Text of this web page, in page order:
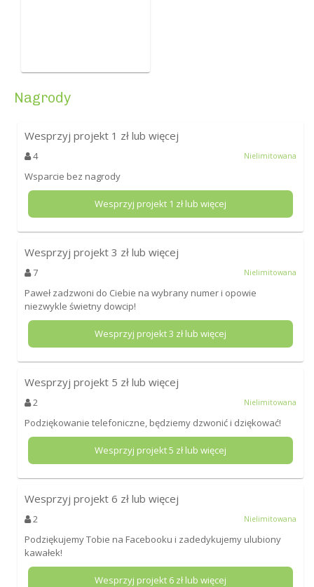
Nagrody
Wesprzyj projekt 1 zł lub więcej
4 Nielimitowana
Wsparcie bez nagrody
Wesprzyj projekt 1 zł lub więcej
Wesprzyj projekt 3 zł lub więcej
7 Nielimitowana
Paweł zadzwoni do Ciebie na wybrany numer i opowie
niezwykle świetny dowcip!
Wesprzyj projekt3 zł lub więcej
Wesprzyj projekt 5 zł lub więcej
2 Nielimitowana
Podziękowanie telefoniczne, będziemy dzwonić i dziękować!
Wesprzyj projekt5 zł lub więcej
Wesprzyj projekt 6 zł lub więcej
2 Nielimitowana
Podziękujemy Tobie na Facebooku i zadedykujemy ulubiony
kawałek!
Wesprzyj projekt 6zł lub więcej